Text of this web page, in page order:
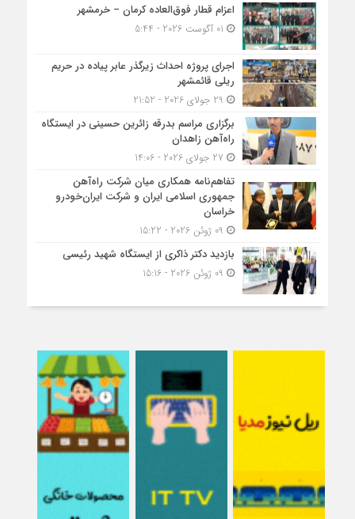
اعزام قطار فوق‌العاده کرمان – خرمشهر
اجرای پروژه احداث زیرگذر عابر پیاده در حریم
ریلی قائمشهر
برگزاری مراسم بدرقه زائرین حسینی در ایستگاه
راه‌آهن زاهدان
تفاهم‌نامه همکاری میان شرکت راه‌آهن
جمهوری اسلامی ایران و شرکت ایران‌خودرو
خراسان
بازدید دکتر ذاکری از ایستگاه شهید رئیسی